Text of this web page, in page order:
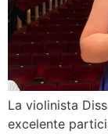
La violinista
excelente